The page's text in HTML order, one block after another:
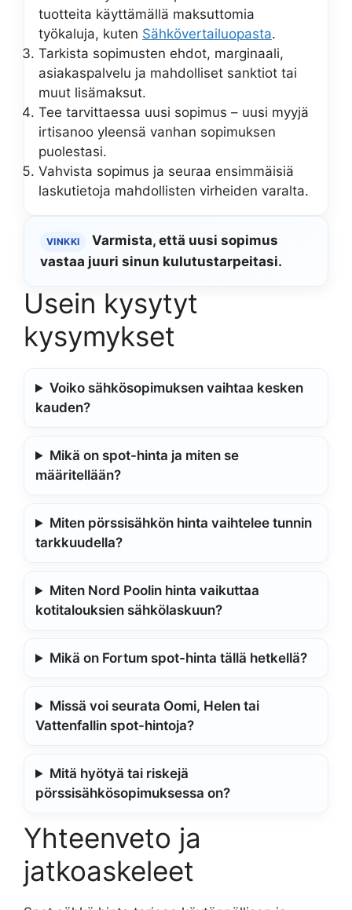
tuotteita käyttämällä maksuttomia
työkaluja, kuten Sähkövertailuopasta.
Tarkista sopimusten ehdot, marginaali,
asiakaspalvelu ja mahdolliset sanktiot tai
muut lisämaksut.
Tee tarvittaessa uusi sopimus – uusi myyjä
irtisanoo yleensä vanhan sopimuksen
puolestasi.
Vahvista sopimus ja seuraa ensimmäisiä
laskutietoja mahdollisten virheiden varalta.
VINKKI
Varmista, että uusi sopimus
vastaa juuri sinun kulutustarpeitasi.
Usein kysytyt
kysymykset
Voiko sähkösopimuksen vaihtaa kesken
kauden?
Mikä on spot-hinta ja miten se
määritellään?
Miten pörssisähkön hinta vaihtelee tunnin
tarkkuudella?
Miten Nord Poolin hinta vaikuttaa
kotitalouksien sähkölaskuun?
Mikä on Fortum spot-hinta tällä hetkellä?
Missä voi seurata Oomi, Helen tai
Vattenfallin spot-hintoja?
Mitä hyötyä tai riskejä
pörssisähkösopimuksessa on?
Yhteenveto ja
jatkoaskeleet